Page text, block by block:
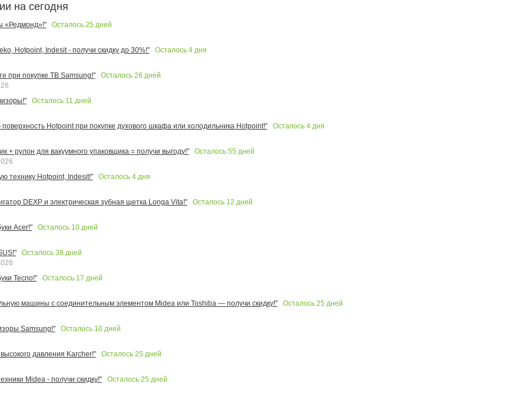
на сегодня
«Редмонд»!" Осталось 25 дней
Hotpoint, Indesit - получи скидку до 30%!" Осталось 4дня
при покупке ТВ Samsung!" Осталось 26 дней
Осталось 11 дней
Hotpoint при покупке духового шкафа или холодильника Hotpoint!" Осталось 4дня
+ рулон для вакуумного упаковщика = получи выгоду!" Осталось 55 дней
технику Hotpoint, Indesit!"
Осталось 4дня
DEXP и электрическая зубная щетка Longa Vita!" Осталось 12 дней
Acer!" Осталось 10дней
Осталось 38дней
Tecno!"
Осталось 17 дней
машины с соединительным элементом Midea или Toshiba — получи скидку!" Осталось 25 дней
Samsung!" Осталось 10дней
давления Karcher!" Осталось 25 дней
Midea - получи скидку!" Осталось 25 дней